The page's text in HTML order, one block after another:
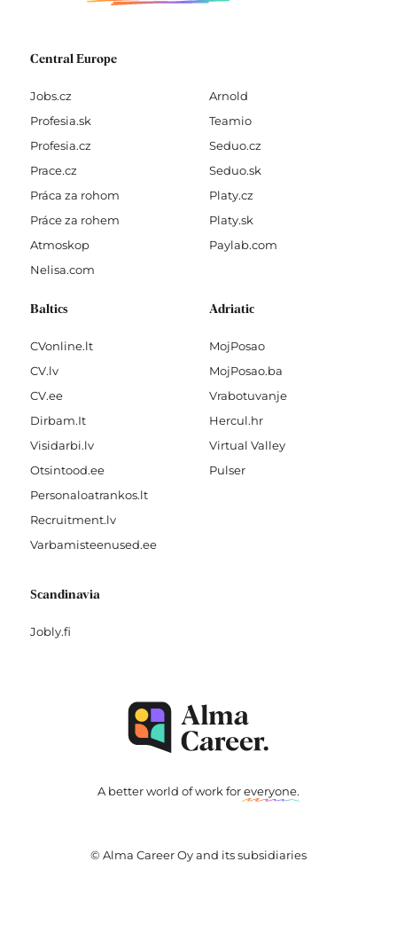
Central Europe
Jobs.cz
Profesia.sk
Profesia.cz
Prace.cz
Práca za rohom
Práce za rohem
Atmoskop
Nelisa.com
Arnold
Teamio
Seduo.cz
Seduo.sk
Platy.cz
Platy.sk
Paylab.com
Baltics
CVonline.lt
CV.lv
CV.ee
Dirbam.It
Visidarbi.lv
Otsintood.ee
Personaloatrankos.lt
Recruitment.lv
Varbamisteenused.ee
Adriatic
MojPosao
MojPosao.ba
Vrabotuvanje
Hercul.hr
Virtual Valley
Pulser
Scandinavia
Jobly.fi
A better world of work foreveryone.
© Alma Career Oy and its subsidiaries